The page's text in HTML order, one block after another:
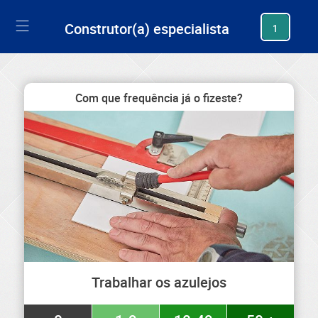
Construtor(a) especialista 1
Com que frequência já o fizeste?
Trabalhar os azulejos